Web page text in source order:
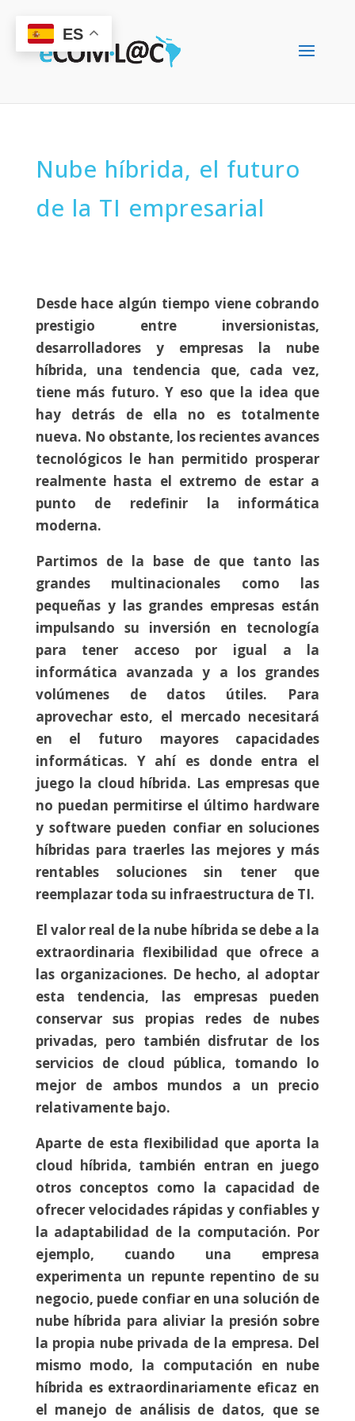
Nube híbrida, el futuro
de la TI empresarial
Desde hace algún tiempo viene cobrando
prestigio entre inversionistas,
desarrolladores y empresas la nube
híbrida, una tendencia que, cada vez,
tiene más futuro. Y eso que la idea que
hay detrás de ella no es totalmente
nueva. No obstante, los recientes avances
tecnológicos le han permitido prosperar
realmente hasta el extremo de estar a
punto de redefinir la informática
moderna.
Partimos de la base de que tanto las
grandes multinacionales como las
pequeñas y las grandes empresas están
impulsando su inversión en tecnología
para tener acceso por igual a la
informática avanzada y a los grandes
volúmenes de datos útiles. Para
aprovechar esto, el mercado necesitará
en el futuro mayores capacidades
informáticas. Y ahí es donde entra el
juego la cloud híbrida. Las empresas que
no puedan permitirse el último hardware
y software pueden confiar en soluciones
híbridas para traerles las mejores y más
rentables soluciones sin tener que
reemplazar toda su infraestructura de TI.
El valor real de la nube híbrida se debe a la
extraordinaria flexibilidad que ofrece a
las organizaciones. De hecho, al adoptar
esta tendencia, las empresas pueden
conservar sus propias redes de nubes
privadas, pero también disfrutar de los
servicios de cloud pública, tomando lo
mejor de ambos mundos a un precio
relativamente bajo.
Aparte de esta flexibilidad que aporta la
cloud híbrida, también entran en juego
otros conceptos como la capacidad de
ofrecer velocidades rápidas y confiables y
la adaptabilidad de la computación. Por
ejemplo, cuando una empresa
experimenta un repunte repentino de su
negocio, puede confiar en una solución de
nube híbrida para aliviar la presión sobre
la propia nube privada de la empresa. Del
mismo modo, la computación en nube
híbrida es extraordinariamente eficaz en
el manejo de análisis de datos, que se
ES